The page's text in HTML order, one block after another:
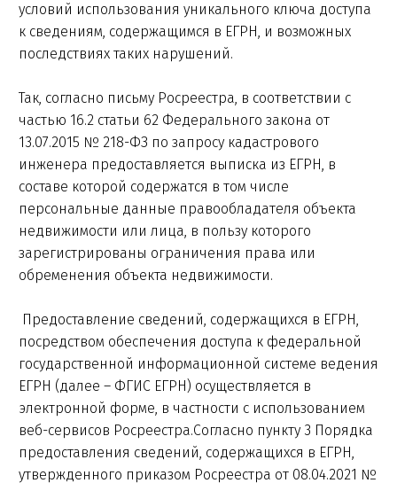
условий использования уникального ключа доступа
к сведениям, содержащимся в ЕГРН, и возможных
последствиях таких нарушений.
Так, согласно письму Росреестра, в соответствии с
частью 16.2 статьи 62 Федерального закона от
13.07.2015 № 218-ФЗ по запросу кадастрового
инженера предоставляется выписка из ЕГРН, в
составе которой содержатся в том числе
персональные данные правообладателя объекта
недвижимости или лица, в пользу которого
зарегистрированы ограничения права или
обременения объекта недвижимости.
Предоставление сведений, содержащихся в ЕГРН,
посредством обеспечения доступа к федеральной
государственной информационной системе ведения
ЕГРН (далее – ФГИС ЕГРН) осуществляется в
электронной форме, в частности с использованием
веб-сервисов Росреестра.Согласно пункту 3 Порядка
предоставления сведений, содержащихся в ЕГРН,
утвержденного приказом Росреестра от 08.04.2021 №